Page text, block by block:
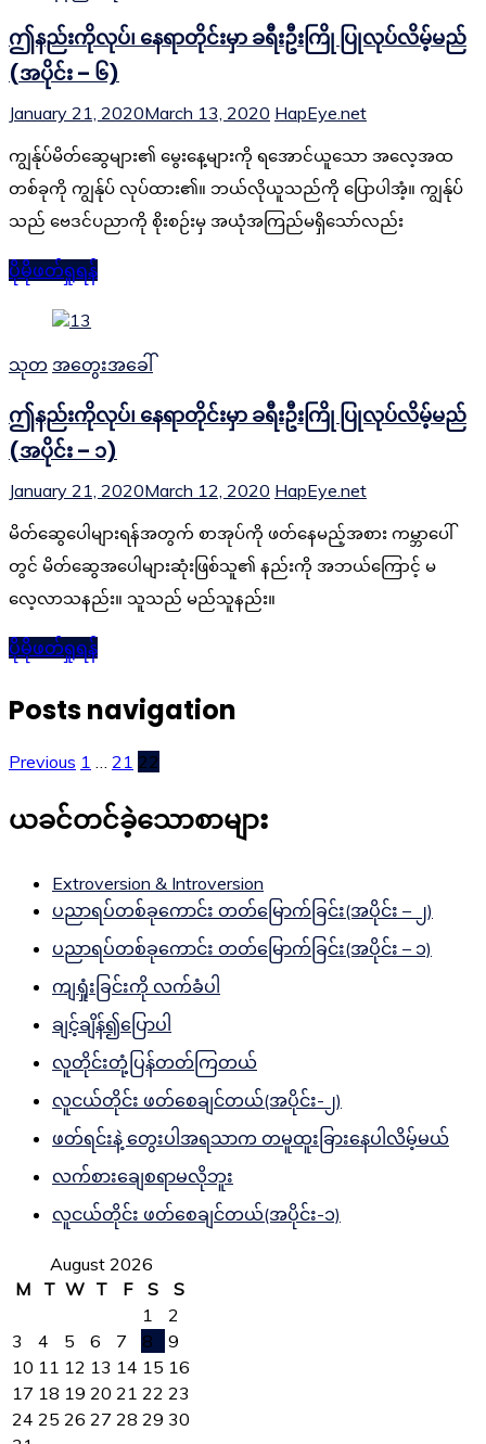
ဤနည်းကိုလုပ်၊ နေရာတိုင်းမှာ ခရီးဦးကြို ပြုလုပ်လိမ့်မည်
(အပိုင်း – ၆)
January 21, 2020March 13, 2020 HapEye.net
ကျွန်ုပ်မိတ်ဆွေများ၏ မွေးနေ့များကို ရအောင်ယူသော အလေ့အထ
တစ်ခုကို ကျွန်ုပ် လုပ်ထား၏။ ဘယ်လိုယူသည်ကို ပြောပါအံ့။ ကျွန်ုပ်
သည် ဗေဒင်ပညာကို စိုးစဉ်းမှ အယုံအကြည်မရှိသော်လည်း
ပိုမိုဖတ်ရှုရန်
သုတ အတွေးအခေါ်
ဤနည်းကိုလုပ်၊ နေရာတိုင်းမှာ ခရီးဦးကြို ပြုလုပ်လိမ့်မည်
(အပိုင်း – ၁)
January 21, 2020March 12, 2020 HapEye.net
မိတ်ဆွေပေါများရန်အတွက် စာအုပ်ကို ဖတ်နေမည့်အစား ကမ္ဘာပေါ်
တွင် မိတ်ဆွေအပေါများဆုံးဖြစ်သူ၏ နည်းကို အဘယ်ကြောင့် မ
လေ့လာသနည်း။ သူသည် မည်သူနည်း။
ပိုမိုဖတ်ရှုရန်
Posts navigation
Previous 1 21 22
ယခင်တင်ခဲ့သောစာများ
Extroversion & Introversion
ပညာရပ်တစ်ခုကောင်း တတ်မြောက်ခြင်း(အပိုင်း – ၂)
ပညာရပ်တစ်ခုကောင်း တတ်မြောက်ခြင်း(အပိုင်း – ၁)
ကျရှုံးခြင်းကို လက်ခံပါ
ချင့်ချိန်၍ပြောပါ
လူတိုင်းတုံ့ပြန်တတ်ကြတယ်
လူငယ်တိုင်း ဖတ်စေချင်တယ်(အပိုင်း-၂)
ဖတ်ရင်းနဲ့ တွေးပါအရသာက တမူထူးခြားနေပါလိမ့်မယ်
လက်စားချေစရာမလိုဘူး
လူငယ်တိုင်း ဖတ်စေချင်တယ်(အပိုင်း-၁)
August 2026
M
T W T F S
S
1
2
3
4 5 6 7 8
9
10 11 12 13 14 15 16
17 18 19 20 21 22 23
24 25 26 27 28 29 30